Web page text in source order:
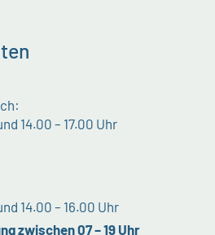
14.00 – 17.00 Uhr
14.00 – 16.00 Uhr
zwischen 07 – 19 Uhr